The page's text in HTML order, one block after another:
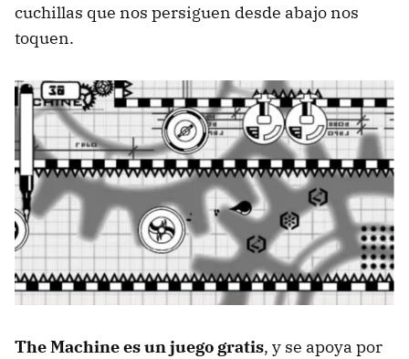
cuchillas que nos persiguen desde abajo nos
toquen.
The Machine es un juego gratis, y se apoya por